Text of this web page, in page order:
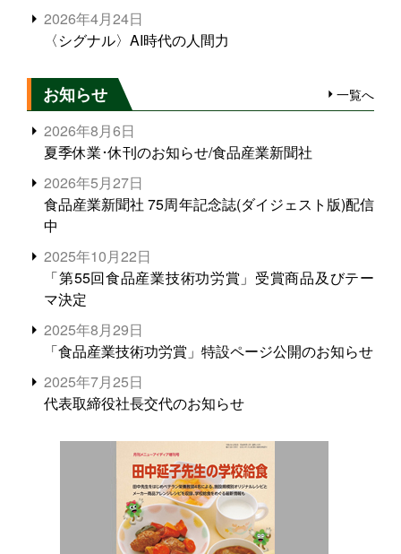
2026年4月24日
〈シグナル〉AI時代の人間力
お知らせ 一覧へ
2026年8月6日
夏季休業･休刊のお知らせ/食品産業新聞社
2026年5月27日
食品産業新聞社 75周年記念誌(ダイジェスト版)配信
中
2025年10月22日
「第55回食品産業技術功労賞」受賞商品及びテー
マ決定
2025年8月29日
「食品産業技術功労賞」特設ページ公開のお知らせ
2025年7月25日
代表取締役社長交代のお知らせ